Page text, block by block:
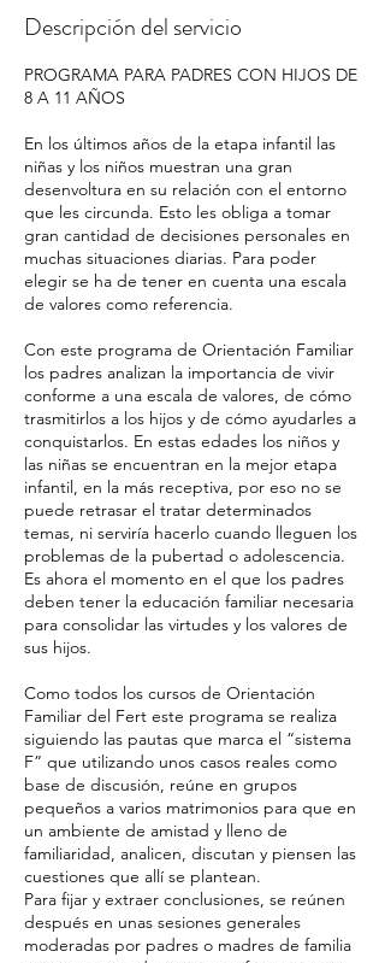
z
a
o
Descripción del servicio
PROGRAMA PARA PADRES CON HIJOS DE
8 A 11 AÑOS
En los últimos años de la etapa infantil las
niñas y los niños muestran una gran
desenvoltura en su relación con el entorno
que les circunda. Esto les obliga a tomar
gran cantidad de decisiones personales en
muchas situaciones diarias. Para poder
elegir se ha de tener en cuenta una escala
de valores como referencia.
Con este programa de Orientación Familiar
los padres analizan la importancia de vivir
conforme a una escala de valores, de cómo
trasmitirlos a los hijos y de cómo ayudarles a
conquistarlos. En estas edades los niños y
las niñas se encuentran en la mejor etapa
infantil, en la más receptiva, por eso no se
puede retrasar el tratar determinados
temas, ni serviría hacerlo cuando lleguen los
problemas de la pubertad o adolescencia.
Es ahora el momento en el que los padres
deben tener la educación familiar necesaria
para consolidar las virtudes y los valores de
sus hijos.
Como todos los cursos de Orientación
Familiar del Fert este programa se realiza
siguiendo las pautas que marca el “sistema
F” que utilizando unos casos reales como
base de discusión, reúne en grupos
pequeños a varios matrimonios para que en
un ambiente de amistad y lleno de
familiaridad, analicen, discutan y piensen las
cuestiones que allí se plantean.
Para fijar y extraer conclusiones, se reúnen
después en unas sesiones generales
moderadas por padres o madres de familia